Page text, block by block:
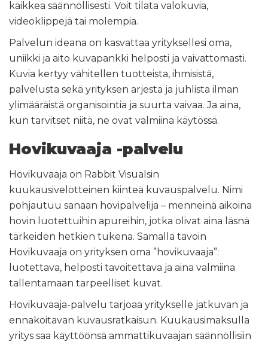
kaikkea säännöllisesti. Voit tilata valokuvia,
videoklippejä tai molempia.
Palvelun ideana on kasvattaa yrityksellesi oma,
uniikki ja aito kuvapankki helposti ja vaivattomasti.
Kuvia kertyy vähitellen tuotteista, ihmisistä,
palvelusta sekä yrityksen arjesta ja juhlista ilman
ylimääräistä organisointia ja suurta vaivaa. Ja aina,
kun tarvitset niitä, ne ovat valmiina käytössä.
Hovikuvaaja -palvelu
Hovikuvaaja on Rabbit Visualsin
kuukausivelotteinen kiinteä kuvauspalvelu. Nimi
pohjautuu sanaan hovipalvelija – menneinä aikoina
hovin luotettuihin apureihin, jotka olivat aina läsnä
tärkeiden hetkien tukena. Samalla tavoin
Hovikuvaaja on yrityksen oma ”hovikuvaaja”:
luotettava, helposti tavoitettava ja aina valmiina
tallentamaan tarpeelliset kuvat.
Hovikuvaaja-palvelu tarjoaa yritykselle jatkuvan ja
ennakoitavan kuvausratkaisun. Kuukausimaksulla
yritys saa käyttöönsä ammattikuvaajan säännöllisiin